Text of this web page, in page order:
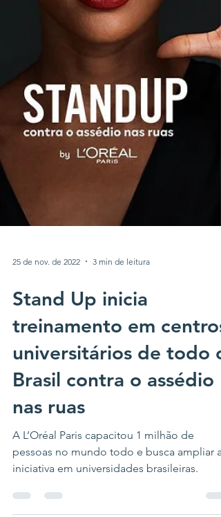
25 de nov. de 2022 3 min de leitura
Stand Up inicia
treinamento em centros
universitários de todo o
Brasil contra o assédio